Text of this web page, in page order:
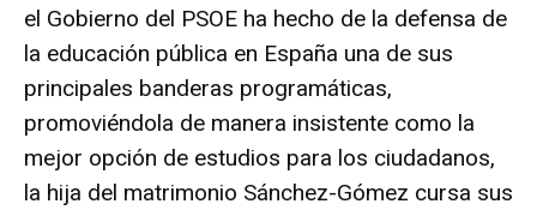
el Gobierno del PSOE ha hecho de la defensa de
la educación pública en España una de sus
principales banderas programáticas,
promoviéndola de manera insistente como la
mejor opción de estudios para los ciudadanos,
la hija del matrimonio Sánchez-Gómez cursa sus